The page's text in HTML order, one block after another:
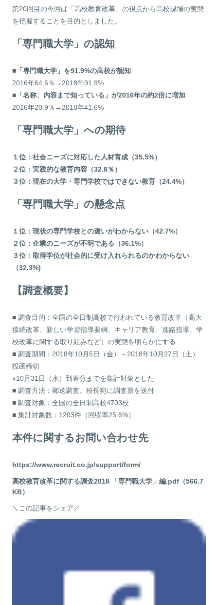
第20回目の今回は「高校教育改革」の視点から高校現場の実態
を把握することを目的としました。
「専門職大学」の認知
■「専門職大学」を91.9%の高校が認知
2016年64.6％→2018年91.9%
■「名称、内容まで知っている」が2016年の約2倍に増加
2016年20.9％→2018年41.6%
「専門職大学」への期待
１位：社会ニーズに対応した人材育成（35.5%）
２位：実践的な教育内容（32.8％）
３位：現在の大学・専門学校ではできない教育（24.4%）
「専門職大学」の懸念点
１位：現状の専門学校との違いがわからない（42.7%）
２位：企業のニーズが不明である（36.1%）
３位：取得学位が社会的に受け入れられるのかわからない
（32.3%)
【調査概要】
■ 調査目的：全国の全日制高校で行われている教育改革（高大
接続改革、新しい学習指導要綱、キャリア教育、進路指導、学
校改革に関する取り組みなど）の実態を明らかにする
■ 調査期間：2018年10月5日（金）～2018年10月27日（土）
投函締切
※10月31日（水）到着分までを集計対象とした
■ 調査方法：郵送調査。校長宛に調査票を送付
■ 調査対象：全国の全日制高校4703校
■ 集計対象数：1203件（回収率25.6%）
本件に関するお問い合わせ先
https://www.recruit.co.jp/support/form/
高校教育改革に関する調査2018 「専門職大学」編.pdf（566.7
KB）
＼この記事をシェア／